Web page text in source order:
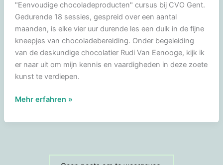
"Eenvoudige chocoladeproducten" cursus bij CVO Gent.
Gedurende 18 sessies, gespreid over een aantal
maanden, is elke vier uur durende les een duik in de fijne
kneepjes van chocoladebereiding. Onder begeleiding
van de deskundige chocolatier Rudi Van Eenooge, kijk ik
er naar uit om mijn kennis en vaardigheden in deze zoete
kunst te verdiepen.
Mijn
Avontuur
Mehr erfahren »